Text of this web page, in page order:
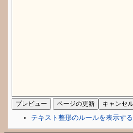
テキスト整形のルールを表示する